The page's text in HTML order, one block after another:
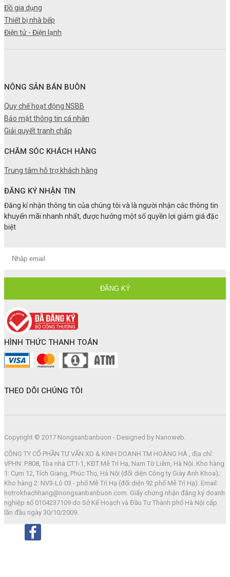
Đồ gia dụng
Thiết bị nhà bếp
Điện tử - Điện lạnh
NÔNG SẢN BÁN BUÔN
Quy chế hoạt động NSBB
Bảo mật thông tin cá nhân
Giải quyết tranh chấp
CHĂM SÓC KHÁCH HÀNG
Trung tâm hỗ trợ khách hàng
ĐĂNG KÝ NHẬN TIN
Đăng kí nhận thông tin của chúng tôi và là người nhận các thông tin
khuyến mãi nhanh nhất, được hưởng một số quyền lợi giảm giá đặc
biệt
HÌNH THỨC THANH TOÁN
THEO DÕI CHÚNG TÔI
Copyright © 2017 Nongsanbanbuon - Designed by Nanoweb.
CÔNG TY CỔ PHẦN TƯ VẤN XD & KINH DOANH TM HOÀNG HÀ , địa chỉ:
VPHN: P.808, Tòa nhà CT1-1, KĐT Mễ Trì Hạ, Nam Từ Liêm, Hà Nội. Kho hàng
1: Cụm 12, Tích Giang, Phúc Thọ, Hà Nội (đối diện Công ty Giày Anh Khoa);
Kho hàng 2: NV3-Lô 03 - phố Mễ Trì Hạ (đối diện 92 phố Mễ Trì Hạ). Email:
hotrokhachhang@nongsanbanbuon.com. Giấy chứng nhận đăng ký doanh
nghiệp số 0104237109 do Sở Kế Hoạch và Đầu Tư Thành phố Hà Nội cấp
lần đầu ngày 30/10/2009.